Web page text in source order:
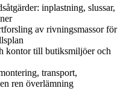
inplastning, slussar,
av rivningsmassor för
kontor till butiksmiljöer och
transport,
ren överlämning